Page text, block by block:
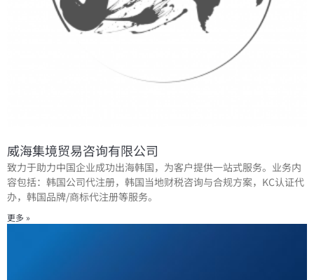
威海集境贸易咨询有限公司
致力于助力中国企业成功出海韩国，为客户提供一站式服务。业务内
容包括：韩国公司代注册，韩国当地财税咨询与合规方案，KC认证代
办，韩国品牌/商标代注册等服务。
更多 »